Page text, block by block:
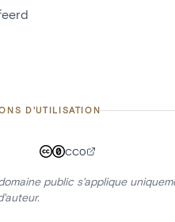
D'UTILISATION
CC0
public s'applique